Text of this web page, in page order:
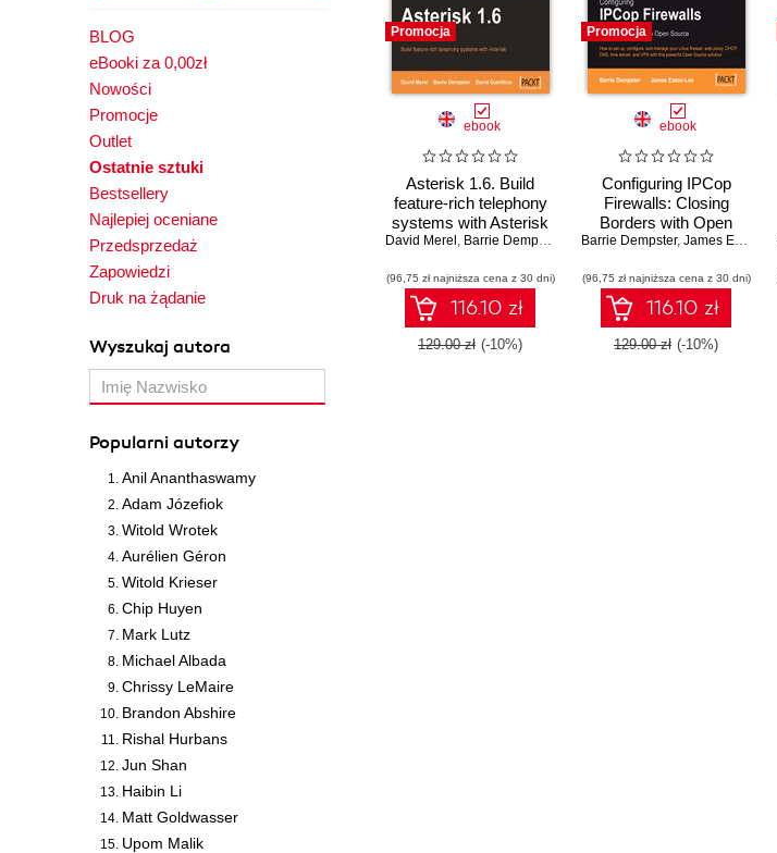
BLOG
eBooki za 0,00zł
Nowości
Promocje
Outlet
Ostatnie sztuki
Bestsellery
Najlepiej oceniane
Przedsprzedaż
Zapowiedzi
Druk na żądanie
Wyszukaj autora
Popularni autorzy
Anil Ananthaswamy
Adam Józefiok
Witold Wrotek
Aurélien Géron
Witold Krieser
Chip Huyen
Mark Lutz
Michael Albada
Chrissy LeMaire
Brandon Abshire
Rishal Hurbans
Jun Shan
Haibin Li
Matt Goldwasser
Upom Malik
Promocja
ebook
Asterisk 1.6. Build
feature-rich telephony
systems with Asterisk
David Merel , Barrie Dempster David Gomillion
(96,75 zł najniższa cena z 30 dni)
116.10 zł
129.00 zł (-10%)
Promocja
ebook
Configuring IPCop
Firewalls: Closing
Borders with Open
Source. How to setup,
your Linux firewall, web
proxy, DHCP, DNS,
time server, and VPN
with this powerful Open
Barrie Dempster, James Eaton-Lee
(96,75 zł najniższa cena z 30 dni)
116.10 zł
129.00 zł (-10%)